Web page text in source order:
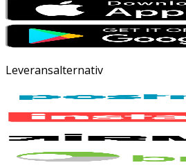
Leveransalternativ